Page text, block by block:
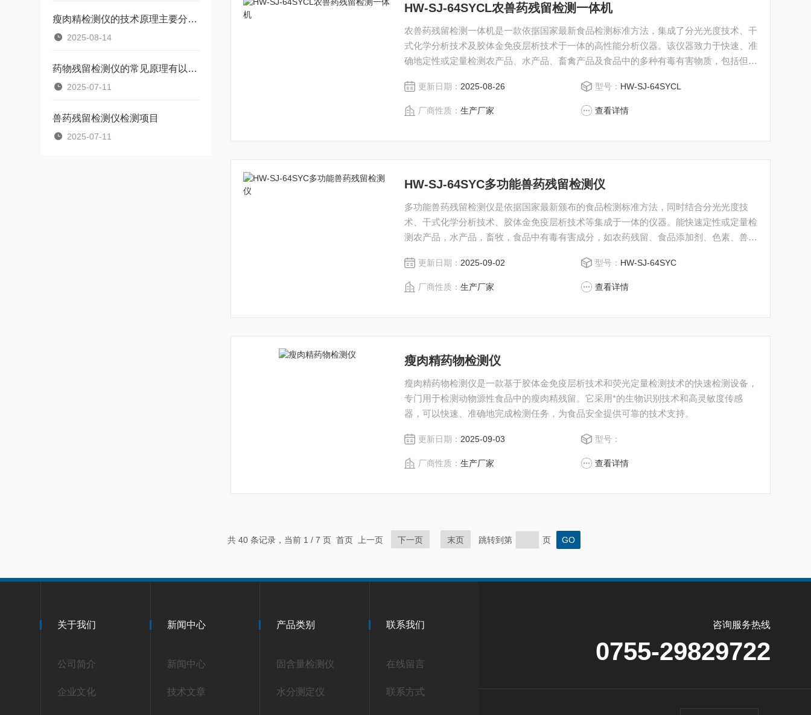
瘦肉精检测仪的技术原理主要分为以下四类
2025-08-14
药物残留检测仪的常见原理有以下三种
2025-07-11
兽药残留检测仪检测项目
2025-07-11
HW-SJ-64SYCL农兽药残留检测一体机
农兽药残留检测一体机是一款依据国家最新食品检测标准方法，集成了分光光度技术、干
式化学分析技术及胶体金免疫层析技术于一体的高性能分析仪器。该仪器致力于快速、准
确地定性或定量检测农产品、水产品、畜禽产品及食品中的多种有毒有害物质，包括但不
更新日期： 2025-08-26 型号： HW-SJ-64SYCL
厂商性质：生产厂家 查看详情
HW-SJ-64SYC多功能兽药残留检测仪
多功能兽药残留检测仪是依据国家最新颁布的食品检测标准方法，同时结合分光光度技
术、干式化学分析技术、胶体金免疫层析技术等集成于一体的仪器。能快速定性或定量检
测农产品，水产品，畜牧，食品中有毒有害成分，如农药残留、食品添加剂、色素、兽药
呋喃类、磺胺类等）、水产品安全类（如孔雀石绿、绿霉素等）；蛋类药物残留激素类残
留
更新日期： 2025-09-02 型号： HW-SJ-64SYC
厂商性质：生产厂家 查看详情
瘦肉精药物检测仪
瘦肉精药物检测仪是一款基于​​胶体金免疫层析技术​​和​​荧光定量检测技术​​的快速检测设备，
专门用于检测动物源性食品中的瘦肉精残留。它采用*的生物识别技术和高灵敏度传感
器，可以快速、准确地完成检测任务，为食品安全提供可靠的技术支持。
更新日期： 2025-09-03 型号：
厂商性质：生产厂家 查看详情
共 40 条记录，当前 1 / 7 页 首页 上一页 下一页 末页 跳转到第 页
关于我们
公司简介
企业文化
新闻中心
新闻中心
技术文章
产品类别
固含量检测仪
水分测定仪
联系我们
在线留言
联系方式
咨询服务热线
0755-29829722